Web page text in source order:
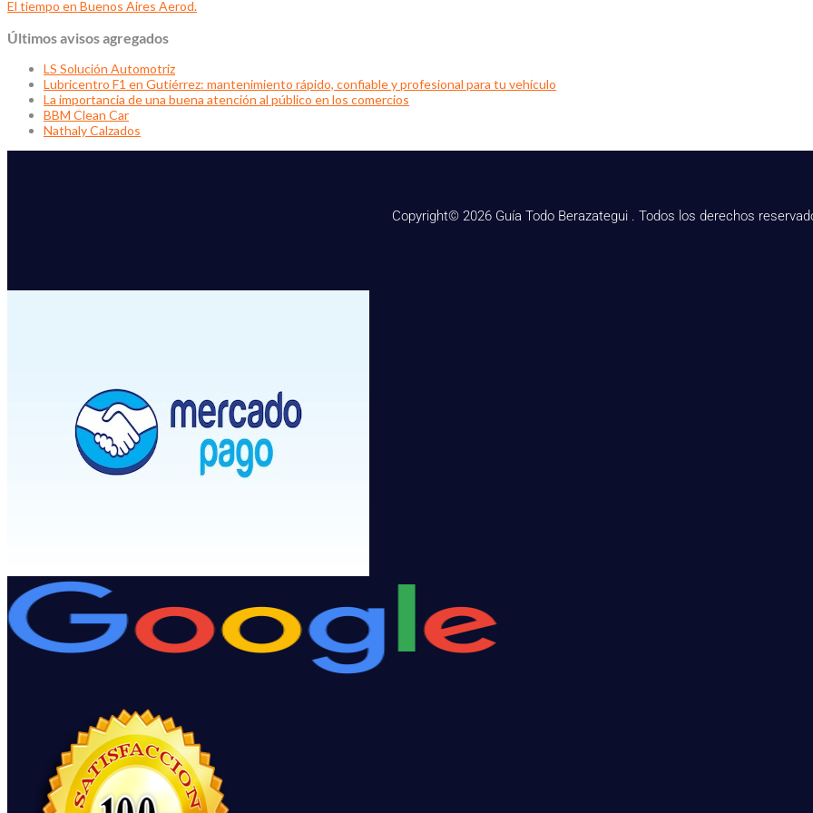
El tiempo en Buenos Aires Aerod.
Últimos avisos agregados
LS Solución Automotriz
Lubricentro F1 en Gutiérrez: mantenimiento rápido, confiable y profesional para tu vehículo
La importancia de una buena atención al público en los comercios
BBM Clean Car
Nathaly Calzados
Copyright© 2026 Guía Todo Berazategui . Todos los derechos